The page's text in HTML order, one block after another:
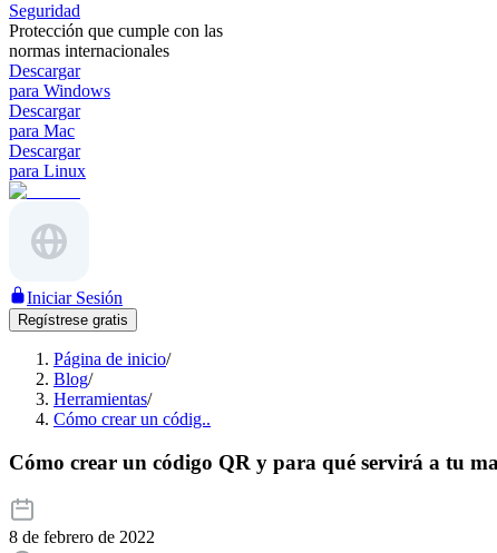
Seguridad
Protección que cumple con las
normas internacionales
Descargar
para Windows
Descargar
para Mac
Descargar
para Linux
Iniciar Sesión
Regístrese gratis
Página de inicio/
Blog/
Herramientas/
Cómo crear un códig..
Cómo crear un código QR y para qué servirá a tu
8 de febrero de 2022